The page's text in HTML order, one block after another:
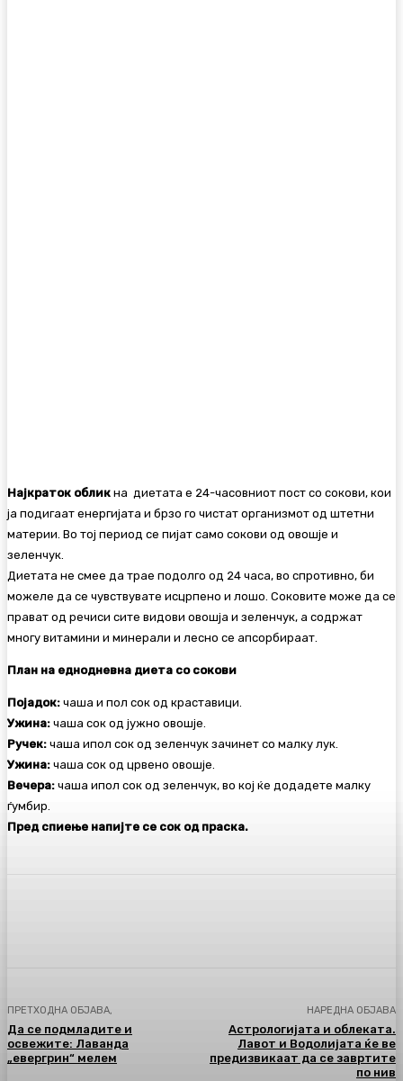
Најкраток облик на диетата е 24-часовниот пост со сокови, кои
ја подигаат енергијата и брзо го чистат организмот од штетни
материи. Во тој период се пијат само сокови од овошје и
зеленчук.
Диетата не смее да трае подолго од 24 часа, во спротивно, би
можеле да се чувствувате исцрпено и лошо. Соковите може да се
прават од речиси сите видови овошја и зеленчук, а содржат
многу витамини и минерали и лесно се апсорбираат.
План на еднодневна диета со сокови
Појадок: чаша и пол сок од краставици.
Ужина: чаша сок од јужно овошје.
Ручек: чаша ипол сок од зеленчук зачинет со малку лук.
Ужина: чаша сок од црвено овошје.
Вечера: чаша ипол сок од зеленчук, во кој ќе додадете малку
ѓумбир.
Пред спиење напијте се сок од праска.
ПРЕТХОДНА ОБЈАВА,
Да се подмладите и
освежите: Лаванда
„евергрин“ мелем
НАРЕДНА ОБЈАВА
Астрологијата и облеката.
Лавот и Водолијата ќе ве
предизвикаат да се завртите
по нив